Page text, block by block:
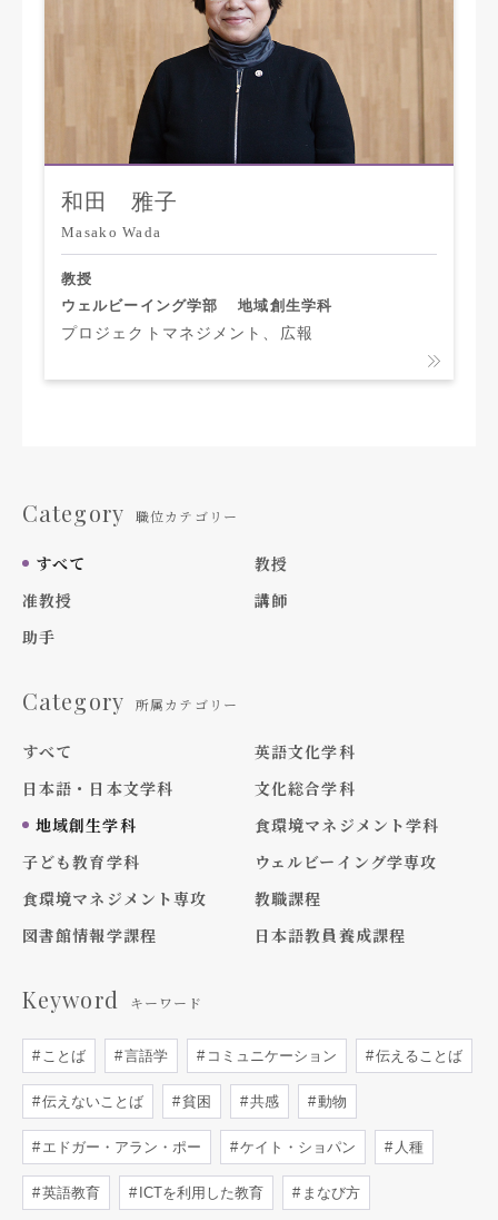
和田 雅子
Masako Wada
教授
ウェルビーイング学部
地域創生学科
プロジェクトマネジメント、広報
Category 職位カテゴリー
すべて
教授
准教授
講師
助手
Category 所属カテゴリー
すべて
英語文化学科
日本語・日本文学科
文化総合学科
地域創生学科
食環境マネジメント学科
子ども教育学科
ウェルビーイング学専攻
食環境マネジメント専攻
教職課程
図書館情報学課程
日本語教員養成課程
Keyword キーワード
ことば 言語学 コミュニケーション 伝えることば
伝えないことば 貧困 共感 動物
エドガー・アラン・ポー ケイト・ショパン 人種
英語教育 ICTを利用した教育 まなび方